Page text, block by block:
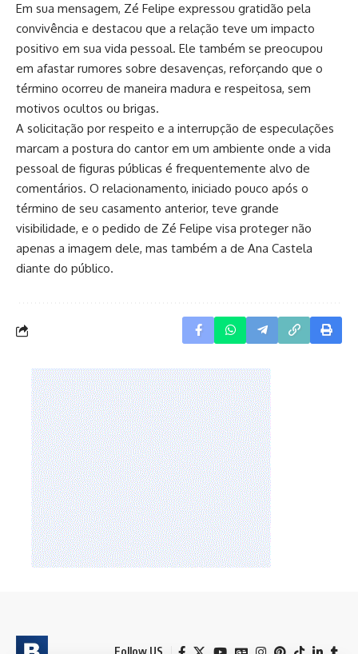
Em sua mensagem, Zé Felipe expressou gratidão pela
convivência e destacou que a relação teve um impacto
positivo em sua vida pessoal. Ele também se preocupou
em afastar rumores sobre desavenças, reforçando que o
término ocorreu de maneira madura e respeitosa, sem
motivos ocultos ou brigas.
A solicitação por respeito e a interrupção de especulações
marcam a postura do cantor em um ambiente onde a vida
pessoal de figuras públicas é frequentemente alvo de
comentários. O relacionamento, iniciado pouco após o
término de seu casamento anterior, teve grande
visibilidade, e o pedido de Zé Felipe visa proteger não
apenas a imagem dele, mas também a de Ana Castela
diante do público.
Follow US